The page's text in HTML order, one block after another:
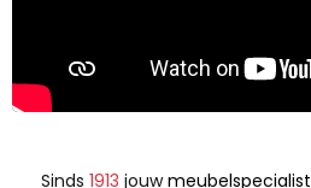
Sinds 1913 jouwmeubelspecialist